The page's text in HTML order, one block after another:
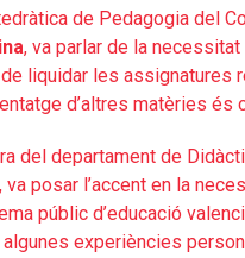
de Pedagogia del
, va parlar de la
liquidar les assignatures
d’altres matèries és
del departament de
, va posar l’accent en la
públic d’educació
experiències